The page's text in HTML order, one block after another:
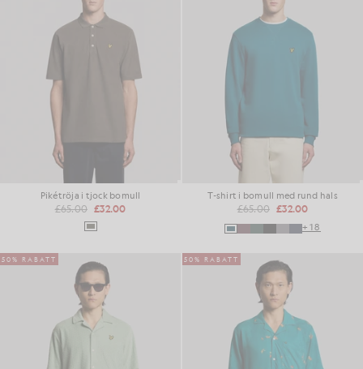
Pikétröja i tjock bomull
£65.00 £32.00
T-shirt i bomull med rund hals
£65.00 £32.00
+18
50% RABATT 50% RABATT